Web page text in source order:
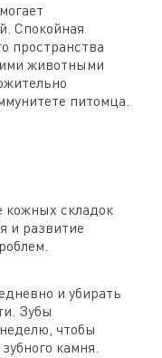
Спокойная
пространства
животными
питомца.
кожных складок
и развитие
и убирать
Зубы
чтобы
камня.